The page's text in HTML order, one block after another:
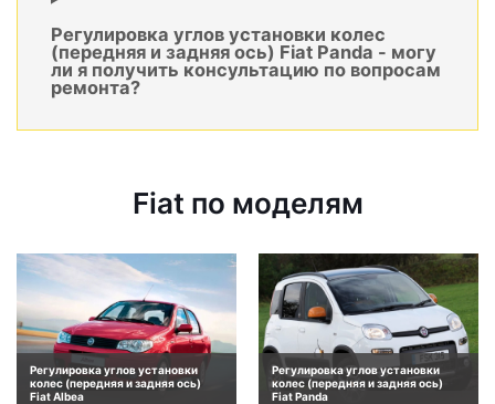
Регулировка углов установки колес
(передняя и задняя ось) Fiat Panda - могу
ли я получить консультацию по вопросам
ремонта?
Fiat по моделям
Регулировка углов установки
колес (передняя и задняя ось)
Fiat Albea
Регулировка углов установки
колес (передняя и задняя ось)
Fiat Panda